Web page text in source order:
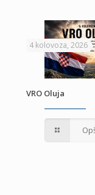
4 kolovoza, 2026
VRO Oluja